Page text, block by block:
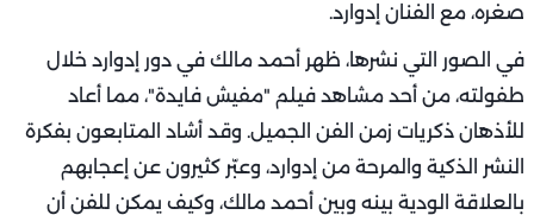
صغره، مع الفنان إدوارد.
في الصور التي نشرها، ظهر أحمد مالك في دور إدوارد خلال
طفولته، من أحد مشاهد فيلم "مفيش فايدة"، مما أعاد
للأذهان ذكريات زمن الفن الجميل. وقد أشاد المتابعون بفكرة
النشر الذكية والمرحة من إدوارد، وعبّر كثيرون عن إعجابهم
بالعلاقة الودية بينه وبين أحمد مالك، وكيف يمكن للفن أن